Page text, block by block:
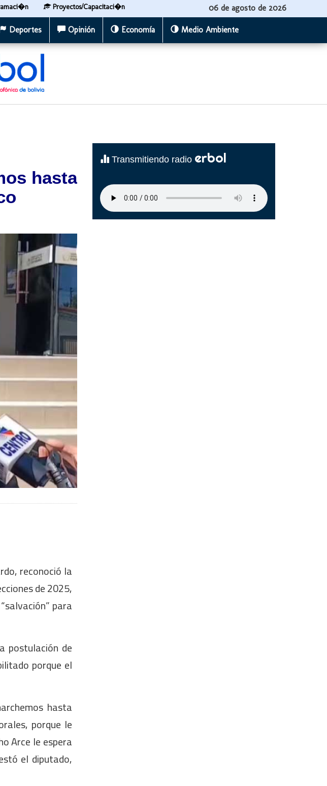
Proyectos/Capacitaci�n 06 de agosto de 2026
Deportes Opinión Economía Medio Ambiente
hasta
reconoció la
de 2025,
para
postulación de
porque el
hasta
porque le
Arce le espera
el diputado,
Transmitiendo radio erbol